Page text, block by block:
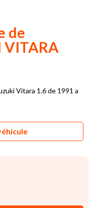
de
VITARA
Vitara 1.6 de 1991 a